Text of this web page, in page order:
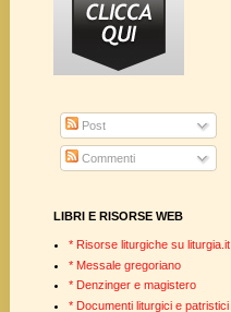
Post
Commenti
LIBRI E RISORSE WEB
* Risorse liturgiche su liturgia.it
* Messale gregoriano
* Denzinger e magistero
* Documenti liturgici e patristici